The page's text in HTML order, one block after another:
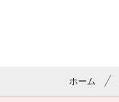
ホーム